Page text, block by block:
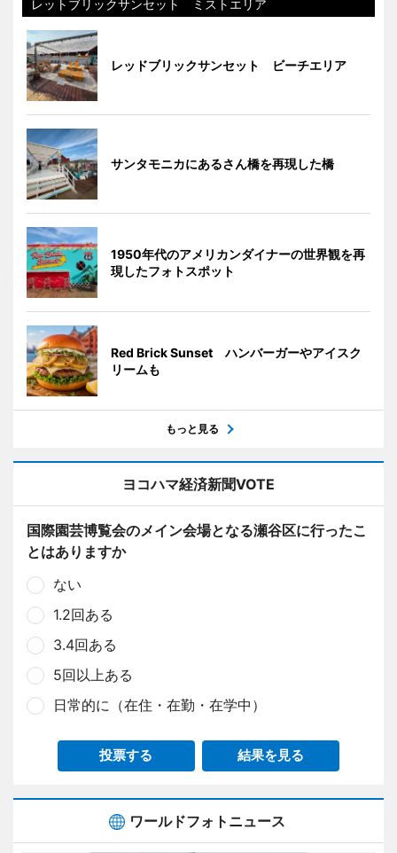
レットブリックサンセット ミストエリア
レッドブリックサンセット ビーチエリア
サンタモニカにあるさん橋を再現した橋
1950年代のアメリカンダイナーの世界観を再
現したフォトスポット
Red Brick Sunset ハンバーガーやアイスク
リームも
もっと見る
ヨコハマ経済新聞VOTE
国際園芸博覧会のメイン会場となる瀬谷区に行ったこ
とはありますか
ない
1.2回ある
3.4回ある
5回以上ある
日常的に（在住・在勤・在学中）
投票する 結果を見る
ワールドフォトニュース